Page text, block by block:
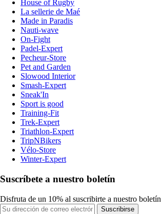
House of Rugby
La sellerie de Maé
Made in Paradis
Nauti-wave
On-Fight
Padel-Expert
Pecheur-Store
Pet and Garden
Slowood Interior
Smash-Expert
Sneak'In
Sport is good
Training-Fit
Trek-Expert
Triathlon-Expert
TripNBikers
Vélo-Store
Winter-Expert
Suscríbete a nuestro boletín
Disfruta de un 10% al suscribirte a nuestro boletín
Suscribirse